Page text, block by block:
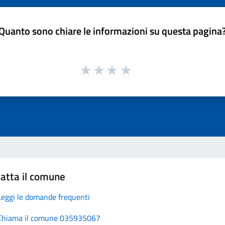
sono chiare le informazioni su questa
il comune
le domande frequenti
il comune 035935067